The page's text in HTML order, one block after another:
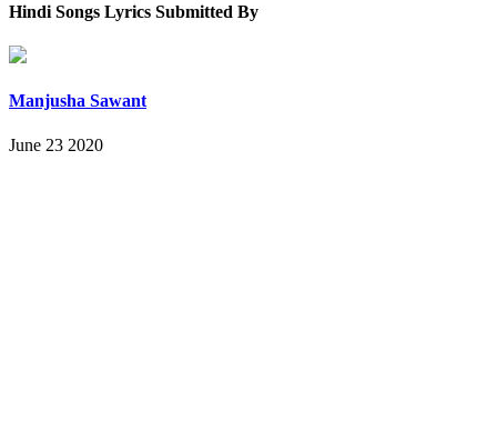
Hindi Songs Lyrics Submitted By
Manjusha Sawant
June 23 2020